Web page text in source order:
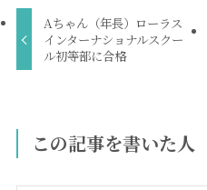
Aちゃん（年長）ローラス
インターナショナルスクー
ル初等部に合格
この記事を書いた人